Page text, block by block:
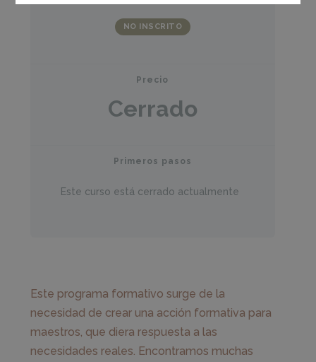
NO INSCRITO
Precio
Cerrado
Primeros pasos
Este curso está cerrado actualmente
Este programa formativo surge de la
necesidad de crear una acción formativa para
maestros, que diera respuesta a las
necesidades reales. Encontramos muchas